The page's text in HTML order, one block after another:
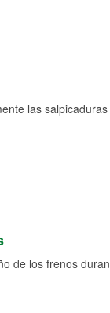
las
de los frenos